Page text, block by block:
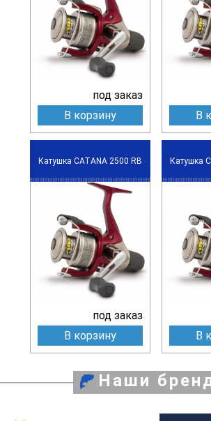
под заказ
В корзину
В
Катушка CATANA 2500 RB
под заказ
В корзину
Катушка
В
Наши